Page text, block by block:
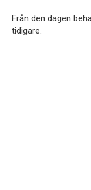
Från den dagen
tidigare.